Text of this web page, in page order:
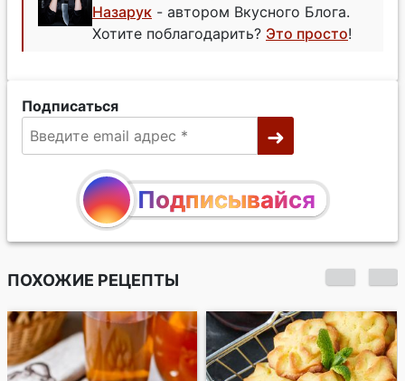
Назарук - автором Вкусного Блога.
Хотите поблагодарить? Это просто!
Подписаться
Подписывайся
ПОХОЖИЕ РЕЦЕПТЫ
Лимонно-маковое
печенье